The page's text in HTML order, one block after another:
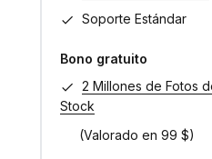
Soporte Estándar
Bono gratuito
2 Millones de Fotos
Stock
(Valorado en 99 $)